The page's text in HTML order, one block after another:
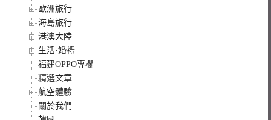
歐洲旅行
海島旅行
港澳大陸
生活·婚禮
福建OPPO專欄
精選文章
航空體驗
關於我們